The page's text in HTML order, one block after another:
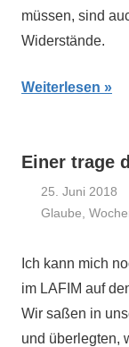
müssen, sind
Widerstände.
Weiterlesen
Einer trage
25. Juni 2018
Glaube ,
Ich kann mich
im LAFIM auf
Wir saßen in
und überlegten,